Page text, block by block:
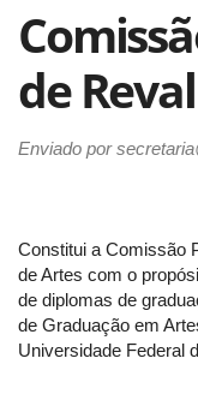
de
Enviado por
Constitui a Comissão
de Artes com o
de diplomas de
de Graduação em
Universidade Federal